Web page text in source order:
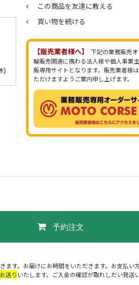
)
この商品を友達に教える
買い物を続ける
【販売業者様へ】
下記の業務販売
輪販売関連に携わる法人様や個人事業
販専用サイトとなります。販売業者様
ただけますようご案内申し上げます。
予約注文
す。お届けにお時間をいただきます。お支払い
送り いたします。ご入金の確認が取れしだい発送